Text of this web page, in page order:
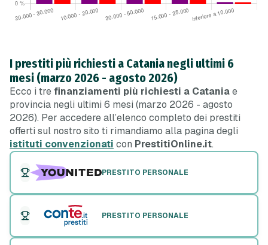
I prestiti più richiesti a Catania negli ultimi 6
mesi (marzo 2026 - agosto 2026)
Ecco i tre finanziamenti più richiesti a Cataniae
provincia negli ultimi 6 mesi (marzo 2026 - agosto
2026). Per accedere all’elenco completo dei prestiti
offerti sul nostro sito ti rimandiamo alla pagina degli
istituti convenzionati con PrestitiOnline.it.
PRESTITO PERSONALE
PRESTITO PERSONALE